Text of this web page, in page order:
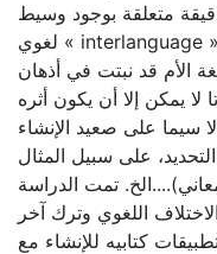
متعلقة بوجود وسيط
لغوي « interlanguage » بين اللغة الأم (العربية ) واللغة
الأم قد نبتت في أذهان
لا يمكن إلا أن يكون أثره
على صعيد الإنشاء
على سبيل المثال
تمت الدراسة
اللغوي وترك آخر
كتابيه للإنشاء مع